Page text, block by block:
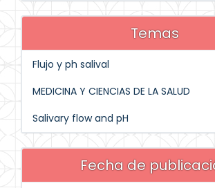
Temas
Flujo y ph salival
MEDICINA Y CIENCIAS DE LA SALUD
Salivary flow and pH
Fecha de